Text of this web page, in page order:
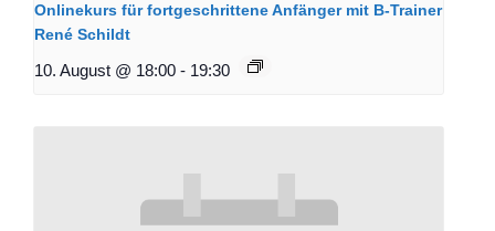
Onlinekurs für fortgeschrittene Anfänger mit B-Trainer
René Schildt
10. August @ 18:00 - 19:30